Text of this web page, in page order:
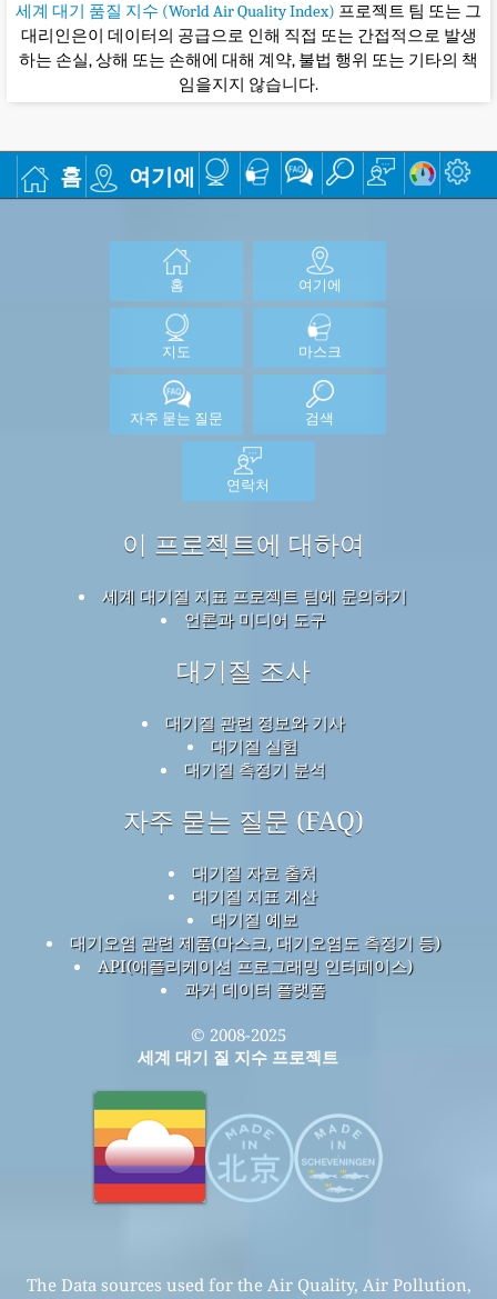
세계 대기 품질 지수 (World Air Quality Index) 프로젝트 팀 또는 그
대리인은이 데이터의 공급으로 인해 직접 또는 간접적으로 발생
하는 손실, 상해 또는 손해에 대해 계약, 불법 행위 또는 기타의 책
임을지지 않습니다.
홈 여기에
홈 여기에
지도 마스크
자주 묻는 질문 검색
연락처
이 프로젝트에 대하여
세계 대기질 지표 프로젝트 팀에 문의하기
언론과 미디어 도구
대기질 조사
대기질 관련 정보와 기사
대기질 실험
대기질 측정기 분석
자주 묻는 질문 (FAQ)
대기질 자료 출처
대기질 지표 계산
대기질 예보
대기오염 관련 제품(마스크, 대기오염도 측정기 등)
API(애플리케이션 프로그래밍 인터페이스)
과거 데이터 플랫폼
© 2008-2025
세계 대기 질 지수 프로젝트
The Data sources used for the Air Quality, Air Pollution,